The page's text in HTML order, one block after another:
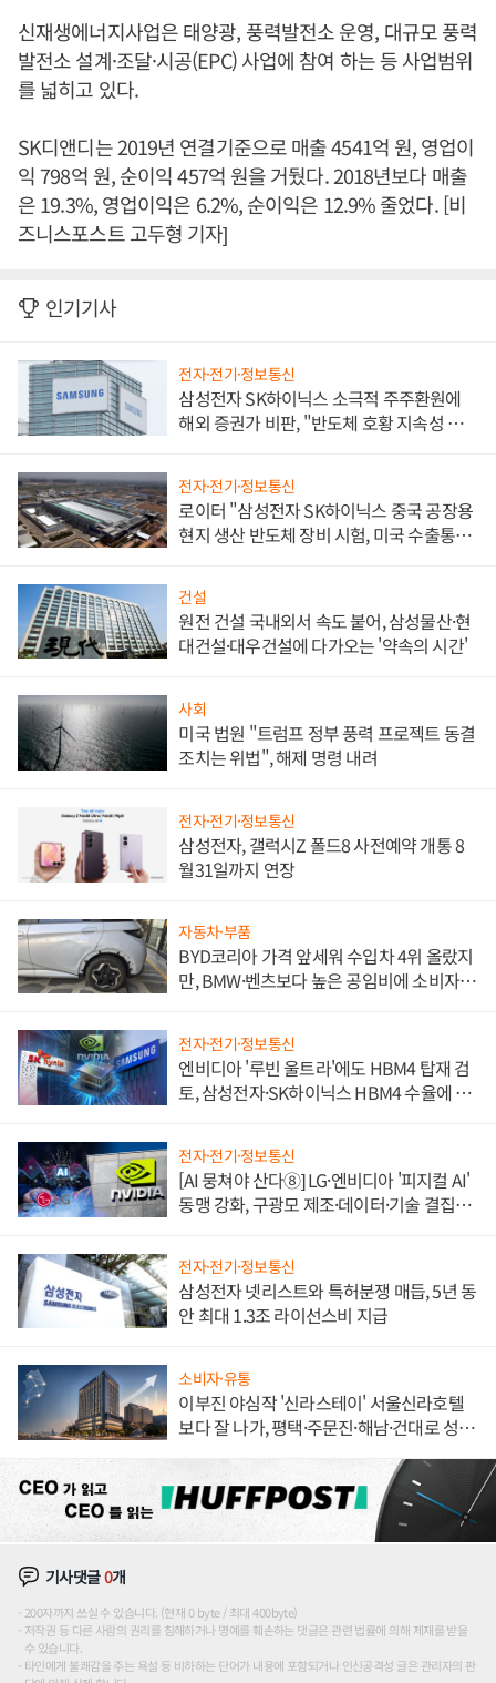
신재생에너지사업은 태양광, 풍력발전소 운영, 대규모 풍력
발전소 설계·조달·시공(EPC) 사업에 참여 하는 등 사업범위
를 넓히고 있다.
SK디앤디는 2019년 연결기준으로 매출 4541억 원, 영업이
익 798억 원, 순이익 457억 원을 거뒀다. 2018년보다 매출
은 19.3%, 영업이익은 6.2%, 순이익은 12.9% 줄었다. [비
즈니스포스트 고두형 기자]
인기기사
전자·전기·정보통신
삼성전자 SK하이닉스 소극적 주주환원에
해외 증권가 비판, "반도체 호황 지속성 의
전자·전기·정보통신
로이터 "삼성전자 SK하이닉스 중국 공장용
현지 생산 반도체 장비 시험, 미국 수출통제
건설
원전 건설 국내외서 속도 붙어, 삼성물산·현
대건설·대우건설에 다가오는 '약속의 시간'
사회
미국 법원 "트럼프 정부 풍력 프로젝트 동결
조치는 위법", 해제 명령 내려
전자·전기·정보통신
삼성전자, 갤럭시Z 폴드8 사전예약 개통 8
월31일까지 연장
자동차·부품
BYD코리아 가격 앞세워 수입차 4위 올랐지
만, BMW·벤츠보다 높은 공임비에 소비자
전자·전기·정보통신
엔비디아 '루빈 울트라'에도 HBM4 탑재 검
토, 삼성전자·SK하이닉스 HBM4 수율에 주
전자·전기·정보통신
[AI 뭉쳐야 산다⑧] LG·엔비디아 '피지컬 AI'
동맹 강화, 구광모 제조·데이터·기술 결집
전자·전기·정보통신
삼성전자 넷리스트와 특허분쟁 매듭, 5년 동
안 최대 1.3조 라이선스비 지급
소비자·유통
이부진 야심작 '신라스테이' 서울신라호텔
보다 잘 나가, 평택·주문진·해남·건대로 성
기사댓글0개
200자까지 쓰실 수 있습니다. (현재 0 byte / 최대 400byte)
저작권 등 다른 사람의 권리를 침해하거나 명예를 훼손하는 댓글은 관련 법률에 의해 제재를 받을
수 있습니다.
타인에게 불쾌감을 주는 욕설 등 비하하는 단어가 내용에 포함되거나 인신공격성 글은 관리자의 판